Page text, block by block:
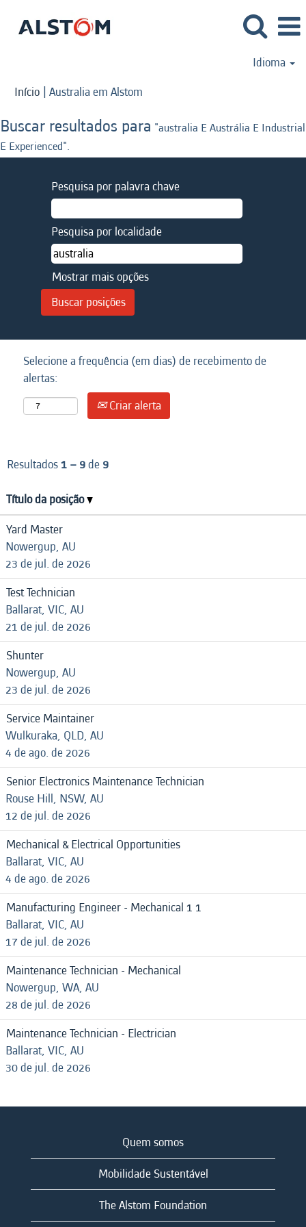
Idioma
Início | Australia em Alstom
Buscar resultados para "australia E Austrália E Industrial
E Experienced".
Pesquisa por palavra chave
Pesquisa por localidade
Mostrar mais opções
Selecione a frequência (em dias) de recebimento de
alertas:
Criar alerta
Resultados1 – 9de 9
Título da posição
Yard Master
Nowergup, AU
23 de jul. de 2026
Test Technician
Ballarat, VIC, AU
21 de jul. de 2026
Shunter
Nowergup, AU
23 de jul. de 2026
Service Maintainer
Wulkuraka, QLD, AU
4 de ago. de 2026
Senior Electronics Maintenance Technician
Rouse Hill, NSW, AU
12 de jul. de 2026
Mechanical & Electrical Opportunities
Ballarat, VIC, AU
4 de ago. de 2026
Manufacturing Engineer - Mechanical 1 1
Ballarat, VIC, AU
17 de jul. de 2026
Maintenance Technician - Mechanical
Nowergup, WA, AU
28 de jul. de 2026
Maintenance Technician - Electrician
Ballarat, VIC, AU
30 de jul. de 2026
Quem somos
Mobilidade Sustentável
The Alstom Foundation